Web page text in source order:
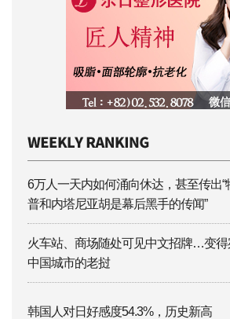
6万人一天内如何涌向休达，甚至传出“
普和内塔尼亚胡是幕后黑手的传闻”
火车站、商场随处可见中文招牌…变得
中国城市的老挝
韩国人对日好感度54.3%，历史新高